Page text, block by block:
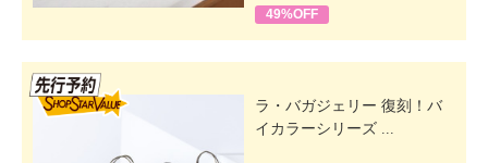
49%OFF
ラ・バガジェリー 復刻！バ
イカラーシリーズ ...